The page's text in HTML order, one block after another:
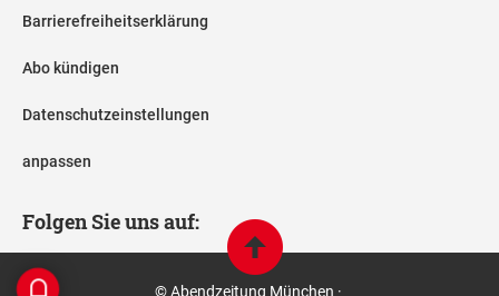
Barrierefreiheitserklärung
Abo kündigen
Datenschutzeinstellungen
anpassen
Folgen Sie uns auf:
© Abendzeitung München ·